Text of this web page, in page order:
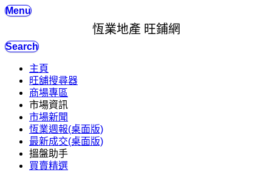
Menu
恆業地產 旺鋪網
Search
主頁
旺舖搜尋器
商場專區
市場資訊
市場新聞
恆業週報(桌面版)
最新成交(桌面版)
搵盤助手
買賣精選